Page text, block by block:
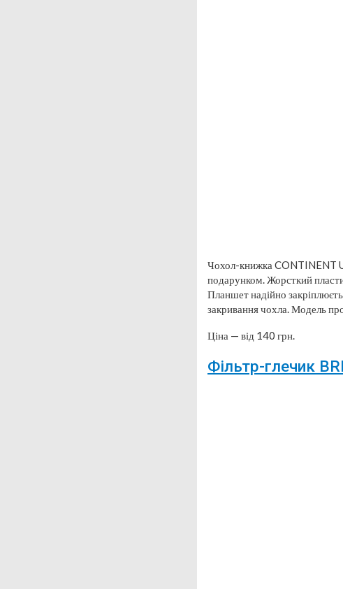
Чохол-книжка CONTINENT
подарунком. Жорсткий
Планшет надійно
закривання чохла. Модель
Ціна — від 140 грн.
Фільтр-глечик